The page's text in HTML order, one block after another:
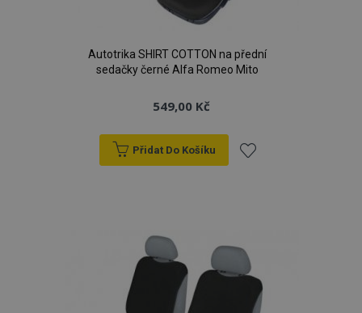
Autotrika SHIRT COTTON na přední
sedačky černé Alfa Romeo Mito
549,00 Kč
Přidat Do Košíku
oblíbeným